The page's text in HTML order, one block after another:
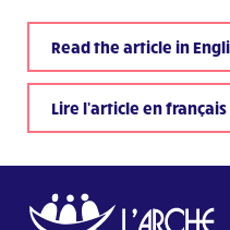
Read the article in
Lire l'article en français